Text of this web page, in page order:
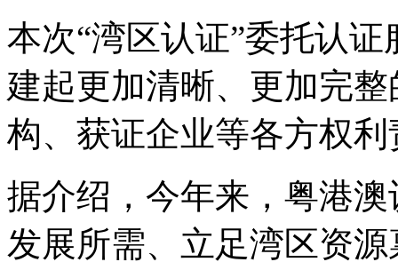
本次“湾区认证”委托认
建起更加清晰、更加完
构、获证企业等各方权
据介绍，今年来，粤港
发展所需、立足湾区资